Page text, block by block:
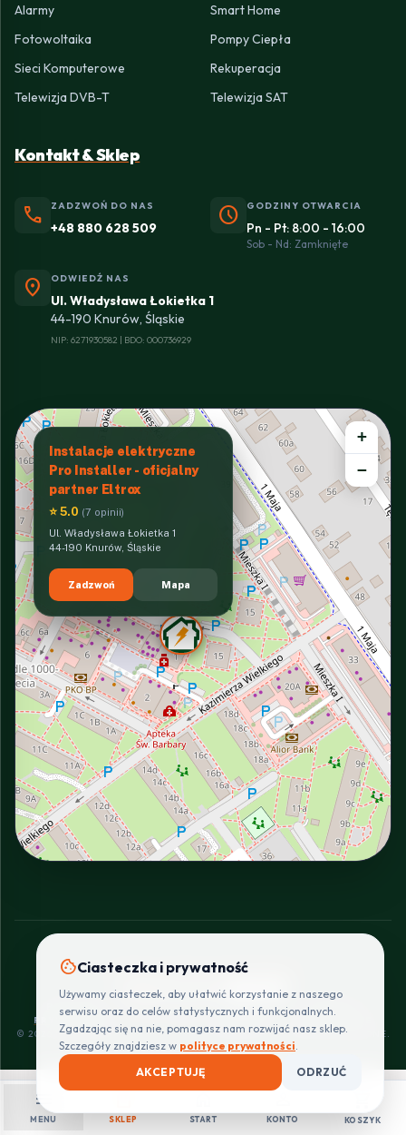
menu
MENU SKLEP START KONTO KOSZYK
Alarmy
Smart Home
Fotowoltaika
Pompy Ciepła
Sieci Komputerowe
Rekuperacja
Telewizja DVB-T
Telewizja SAT
Kontakt & Sklep
phone ZADZWOŃ DO NAS
+48 880 628 509 schedule GODZINY OTWARCIA
Pn - Pt: 8:00 - 16:00
Sob - Nd: Zamknięte
location_on ODWIEDŹ NAS
Ul. Władysława Łokietka 1
44-190 Knurów, Śląskie
NIP: 6271930582 | BDO: 000736929
Instalacje elektryczne
Pro Installer - oficjalny
partner Eltrox
⭐ 5.0 (7 opinii)
Ul. Władysława Łokietka 1
44-190 Knurów, Śląskie
Zadzwoń Mapa
+
−
INTERACTIVE VIEW
SZYBKIE I BEZPIECZNE PŁATNOŚCI
POLITYKA
PRYWATNOŚCI
REGULAMIN
CENNIK
DOSTAW
ZWROTY I
REKLAMACJE
© 2026 PROINSTALLER.PL - KNURÓW. WSZYSTKIE PRAWA ZASTRZEŻONE.
cookieCiasteczka i prywatność
Używamy ciasteczek, aby ułatwić korzystanie z naszego
serwisu oraz do celów statystycznych i funkcjonalnych.
Zgadzając się na nie, pomagasz nam rozwijać nasz sklep.
Szczegóły znajdziesz w polityce prywatności.
AKCEPTUJĘ
ODRZUĆ